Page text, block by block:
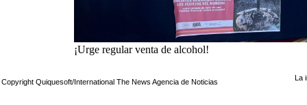
¡Urge regular venta de alcohol!
Copyright Quiquesoft/International The News Agencia de Noticias La